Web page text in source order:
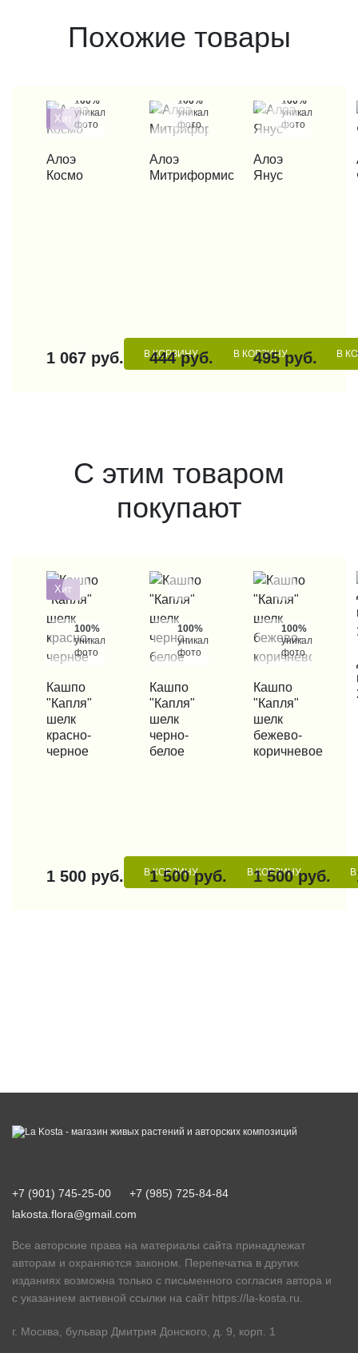
Похожие товары
Хит
100%
уникальные
фото
КУПИТЬ В 1 КЛИК
Алоэ
Космо
1 067 руб. В КОРЗИНУ
100%
уникальные
фото
КУПИТЬ В 1 КЛИК
Алоэ
Митриформис
444 руб. В КОРЗИНУ
100%
уникальные
фото
КУПИТЬ В 1 КЛИК
Алоэ
Янус
495 руб. В
С этим товаром
покупают
Хит
100%
уникальные
фото
КУПИТЬ В 1 КЛИК
Кашпо
"Капля"
шелк
красно-
черное
1 500 руб. В КОРЗИНУ
100%
уникальные
фото
КУПИТЬ В 1 КЛИК
Кашпо
"Капля"
шелк
черно-
белое
1 500 руб. В КОРЗИНУ
100%
уникальные
фото
КУПИТЬ В 1 КЛИК
Кашпо
"Капля"
шелк
бежево-
коричневое
1 500 руб.
+7 (901) 745-25-00
+7 (985) 725-84-84
lakosta.flora@gmail.com
Все авторские права на материалы сайта принадлежат
авторам и охраняются законом. Перепечатка в других
изданиях возможна только с письменного согласия автора и
с указанием активной ссылки на сайт https://la-kosta.ru
г. Москва, бульвар Дмитрия Донского, д. 9, корп. 1